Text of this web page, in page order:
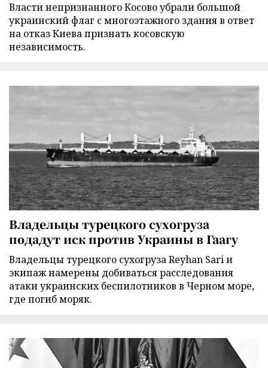
Власти непризнанного Косово убрали большой
украинский флаг с многоэтажного здания в ответ
на отказ Киева признать косовскую
независимость.
Владельцы турецкого сухогруза
подадут иск против Украины в Гаагу
Владельцы турецкого сухогруза Reyhan Sari и
экипаж намерены добиваться расследования
атаки украинских беспилотников в Черном море,
где погиб моряк.